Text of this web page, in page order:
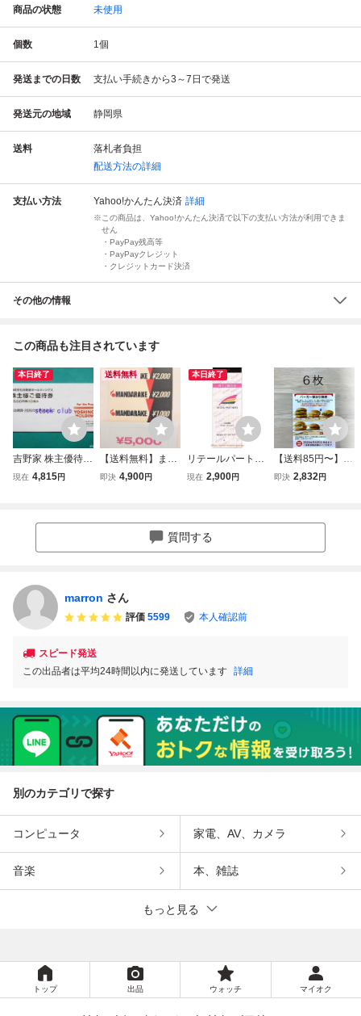
商品の状態 未使用
個数 1個
発送までの日数 支払い手続きから3～7日で発送
発送元の地域 静岡県
送料
落札者負担
配送方法の詳細
支払い方法 Yahoo!かんたん決済 詳細
この商品は、Yahoo!かんたん決済で以下の支払い方法が利用できま
せん
・PayPay残高等
・PayPayクレジット
・クレジットカード決済
その他の情報
この商品も注目されています
本日終了
吉野家 株主優待券
500円券10枚１冊
現在 4,815円
送料無料
【送料無料】まん
だらけ 株主優待券
即決 4,900円
本日終了
リテールパートナ
ーズ株主優待券
現在 2,900円
【送料85円〜】
【即決】 6枚 マク
即決 2,832円
質問する
marron さん
評価 5599 本人確認前
スピード発送
この出品者は平均24時間以内に発送しています 詳細
別のカテゴリで探す
コンピュータ 家電、AV、カメラ
音楽 本、雑誌
もっと見る
トップ 出品 ウォッチ マイオク